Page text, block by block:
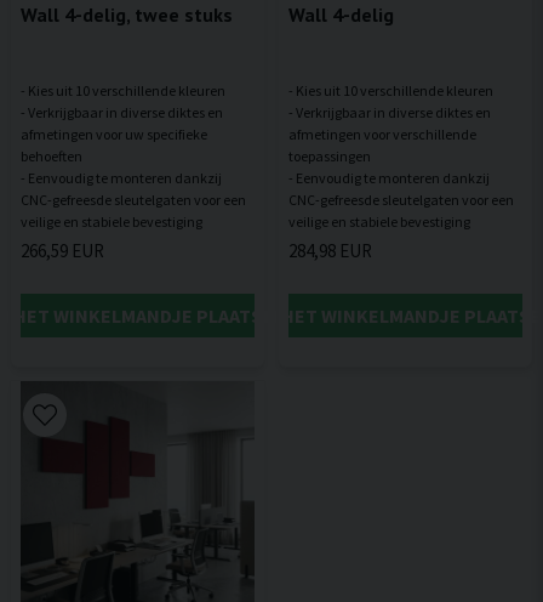
Wall 4-delig, twee stuks
- Kies uit 10 verschillende kleuren
- Verkrijgbaar in diverse diktes en
afmetingen voor uw specifieke
behoeften
- Eenvoudig te monteren dankzij
CNC-gefreesde sleutelgaten voor een
266,59 EUR
HET WINKELMANDJE PLAATSEN
Wall 4-delig
- Kies uit 10 verschillende kleuren
- Verkrijgbaar in diverse diktes en
afmetingen voor verschillende
toepassingen
- Eenvoudig te monteren dankzij
CNC-gefreesde sleutelgaten voor een
284,98 EUR
IN HET WINKELMANDJE